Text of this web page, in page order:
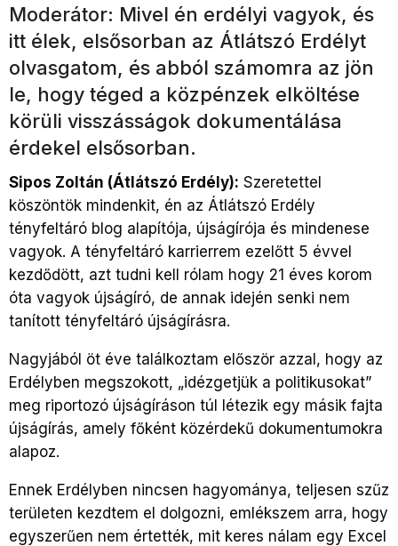
Moderátor: Mivel én erdélyi vagyok, és
itt élek, elsősorban az Átlátszó Erdélyt
olvasgatom, és abból számomra az jön
le, hogy téged a közpénzek elköltése
körüli visszásságok dokumentálása
érdekel elsősorban.
Sipos Zoltán (Átlátszó Erdély): Szeretettel
köszöntök mindenkit, én az Átlátszó Erdély
tényfeltáró blog alapítója, újságírója és mindenese
vagyok. A tényfeltáró karrierrem ezelőtt 5 évvel
kezdődött, azt tudni kell rólam hogy 21 éves korom
óta vagyok újságíró, de annak idején senki nem
tanított tényfeltáró újságírásra.
Nagyjából öt éve találkoztam először azzal, hogy az
Erdélyben megszokott, „idézgetjük a politikusokat”
meg riportozó újságíráson túl létezik egy másik fajta
újságírás, amely főként közérdekű dokumentumokra
alapoz.
Ennek Erdélyben nincsen hagyománya, teljesen szűz
területen kezdtem el dolgozni, emlékszem arra, hogy
egyszerűen nem értették, mit keres nálam egy Excel